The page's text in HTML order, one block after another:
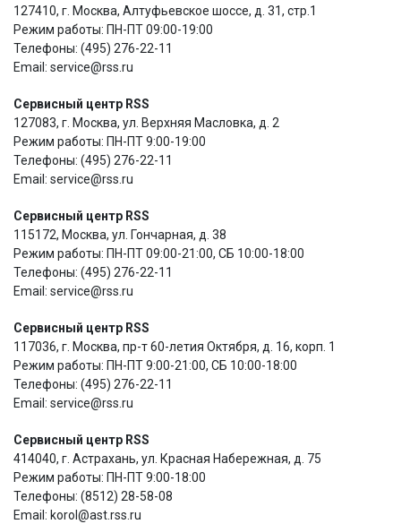
127410, г. Москва, Алтуфьевское шоссе, д. 31, стр.1
Режим работы: ПН-ПТ 09:00-19:00
Телефоны: (495) 276-22-11
Email: service@rss.ru
Сервисный центр RSS
127083, г. Москва, ул. Верхняя Масловка, д. 2
Режим работы: ПН-ПТ 9:00-19:00
Телефоны: (495) 276-22-11
Email: service@rss.ru
Сервисный центр RSS
115172, Москва, ул. Гончарная, д. 38
Режим работы: ПН-ПТ 09:00-21:00, СБ 10:00-18:00
Телефоны: (495) 276-22-11
Email: service@rss.ru
Сервисный центр RSS
117036, г. Москва, пр-т 60-летия Октября, д. 16, корп. 1
Режим работы: ПН-ПТ 9:00-21:00, СБ 10:00-18:00
Телефоны: (495) 276-22-11
Email: service@rss.ru
Сервисный центр RSS
414040, г. Астрахань, ул. Красная Набережная, д. 75
Режим работы: ПН-ПТ 9:00-18:00
Телефоны: (8512) 28-58-08
Email: korol@ast.rss.ru